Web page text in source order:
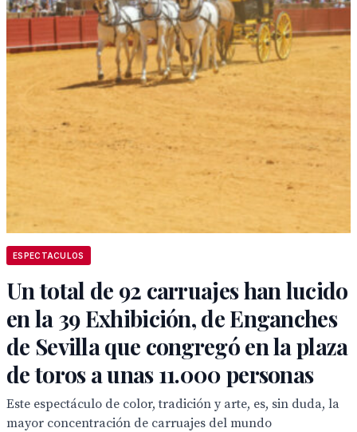
ESPECTACULOS
Un total de 92 carruajes han lucido
en la 39 Exhibición, de Enganches
de Sevilla que congregó en la plaza
de toros a unas 11.000 personas
Este espectáculo de color, tradición y arte, es, sin duda, la
mayor concentración de carruajes del mundo